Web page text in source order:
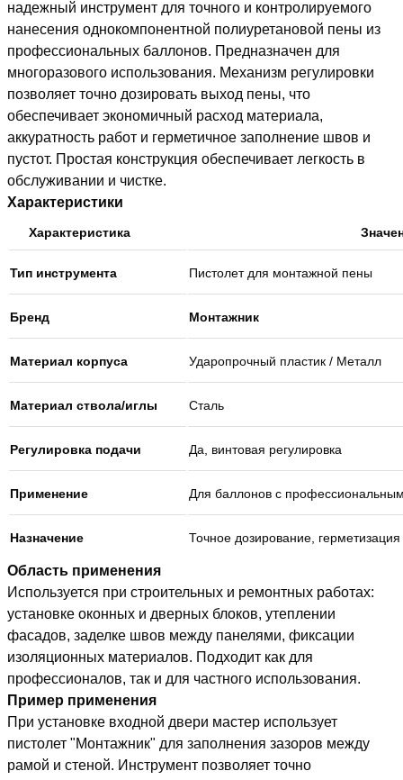
надежный инструмент для точного и контролируемого
нанесения однокомпонентной полиуретановой пены из
профессиональных баллонов. Предназначен для
многоразового использования. Механизм регулировки
позволяет точно дозировать выход пены, что
обеспечивает экономичный расход материала,
аккуратность работ и герметичное заполнение швов и
пустот. Простая конструкция обеспечивает легкость в
обслуживании и чистке.
Характеристики
Характеристика
Тип инструмента Пистолет для монтажной пены
Бренд Монтажник
Материал корпуса Ударопрочный пластик / Металл
Материал ствола/иглы Сталь
Регулировка подачи Да, винтовая регулировка
Применение Для баллонов с
Назначение Точное дозирование, герметизация
Область применения
Используется при строительных и ремонтных работах:
установке оконных и дверных блоков, утеплении
фасадов, заделке швов между панелями, фиксации
изоляционных материалов. Подходит как для
профессионалов, так и для частного использования.
Пример применения
При установке входной двери мастер использует
пистолет "Монтажник" для заполнения зазоров между
рамой и стеной. Инструмент позволяет точно